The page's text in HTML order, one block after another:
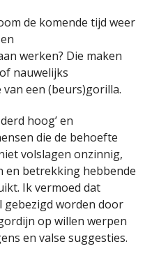
de komende tijd weer
werken? Die maken
nauwelijks
een (beurs)gorilla.
hoog’ en
die de behoefte
volslagen onzinnig,
en betrekking hebbende
Ik vermoed dat
gebezigd worden door
op willen werpen
en valse suggesties.